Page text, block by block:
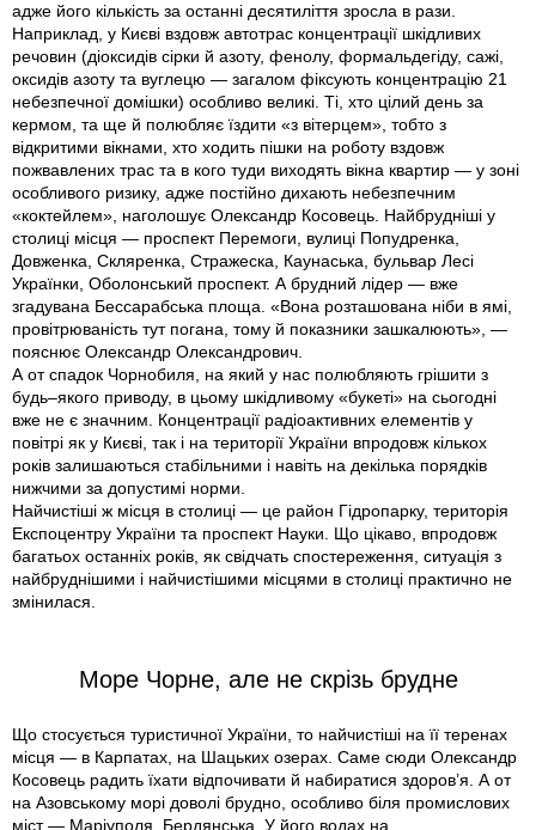
адже його кількість за останні десятиліття зросла в рази.
Наприклад, у Києві вздовж автотрас концентрації шкідливих
речовин (діоксидів сірки й азоту, фенолу, формальдегіду, сажі,
оксидів азоту та вуглецю — загалом фіксують концентрацію 21
небезпечної домішки) особливо великі. Ті, хто цілий день за
кермом, та ще й полюбляє їздити «з вітерцем», тобто з
відкритими вікнами, хто ходить пішки на роботу вздовж
пожвавлених трас та в кого туди виходять вікна квартир — у зоні
особливого ризику, адже постійно дихають небезпечним
«коктейлем», наголошує Олександр Косовець. Най­брудніші у
столиці місця — проспект Перемоги, вулиці Попудренка,
Довженка, Скляренка, Стражеска, Каунаська, бульвар Лесі
Українки, Оболонський проспект. А брудний лідер — вже
згадувана Бессарабська площа. «Вона розташована ніби в ямі,
провітрюваність тут погана, тому й показники зашкалюють», —
пояснює Олександр Олександрович.
А от спадок Чорнобиля, на який у нас полюбляють грішити з
будь–якого приводу, в цьому шкідливому «букеті» на сьогодні
вже не є значним. Концентрації радіоактивних елементів у
повітрі як у Києві, так і на території України впродовж кількох
років залишаються стабільними і навіть на декілька порядків
нижчими за допустимі норми.
Найчистіші ж місця в столиці — це район Гідропарку, територія
Експоцентру України та проспект Науки. Що цікаво, впродовж
багатьох останніх років, як свідчать спостереження, ситуація з
найбруднішими і найчистішими місцями в столиці практично не
змінилася.
Море Чорне, але не скрізь брудне
Що стосується туристичної України, то найчистіші на її теренах
місця — в Карпатах, на Шацьких озерах. Саме сюди Олександр
Косовець радить їхати відпочивати й набиратися здоров’я. А от
на Азовському морі доволі брудно, особливо біля промислових
міст — Маріуполя, Бердянська. У його водах на